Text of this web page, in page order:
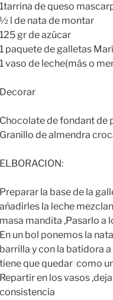
1tarrina de queso
½ l de nata de montar
125 gr de azúcar
1 paquete de galletas
1 vaso de leche(más o
Decorar
Chocolate de fondant de
Granillo de almendra
ELBORACION:
Preparar la base de la
añadirles la leche
masa mandita ,Pasarlo a
En un bol ponemos la
barrilla y con la batidora
tiene que quedar como
Repartir en los vasos
consistencia